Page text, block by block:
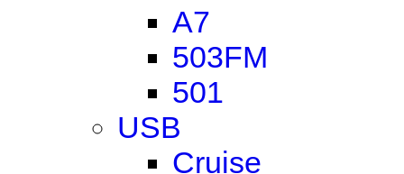
A7
503FM
501
USB
Cruise